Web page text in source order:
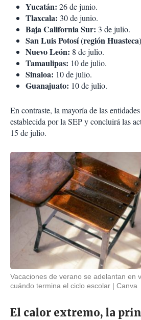
Yucatán: 26 de junio.
Tlaxcala: 30 de junio.
Baja California Sur: 3 de julio.
San Luis Potosí (región
Nuevo León: 8 de julio.
Tamaulipas: 10 de julio.
Sinaloa: 10 de julio.
Guanajuato: 10 de julio.
En contraste, la mayoría de las
establecida por la SEP y concluirá las
15 de julio.
Vacaciones de verano se adelantan en
cuándo termina el ciclo escolar
Canva
El calor extremo, la